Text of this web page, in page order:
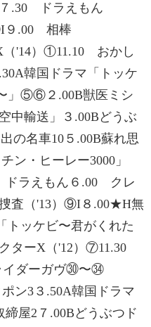
.30 ドラえもん
９.00 相棒
（'14）①11.10 おかし
韓国ドラマ「トッケ
」⑤⑥２.00B獣医ミシ
中輸送」３.00Bどうぶ
の名車10５.00B蘇れ思
ン・ヒーレー3000」
ラえもん６.00 クレ
査（'13）⑨I８.00★H無
ッケビ〜君がくれた
ターX（'12）⑦11.30
ダーガヴ㉚〜㉞
ン3３.50A韓国ドラマ
締屋2７.00Bどうぶつド